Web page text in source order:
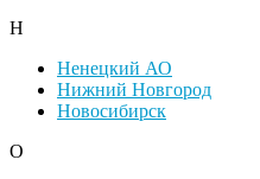
Н
Ненецкий АО
Нижний Новгород
Новосибирск
О